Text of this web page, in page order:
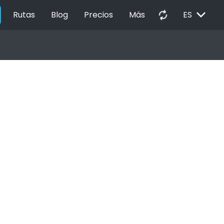
Rutas Blog Precios Más autorenew ES EXPAND_MORE